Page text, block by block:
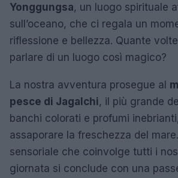
Yonggungsa, un luogo spirituale
sull’oceano, che ci regala un
riflessione e bellezza. Quante
parlare di un luogo così magico?
La nostra avventura prosegue al
pesce di Jagalchi, il più grande
banchi colorati e profumi
assaporare la freschezza del
sensoriale che coinvolge tutti i
giornata si conclude con una